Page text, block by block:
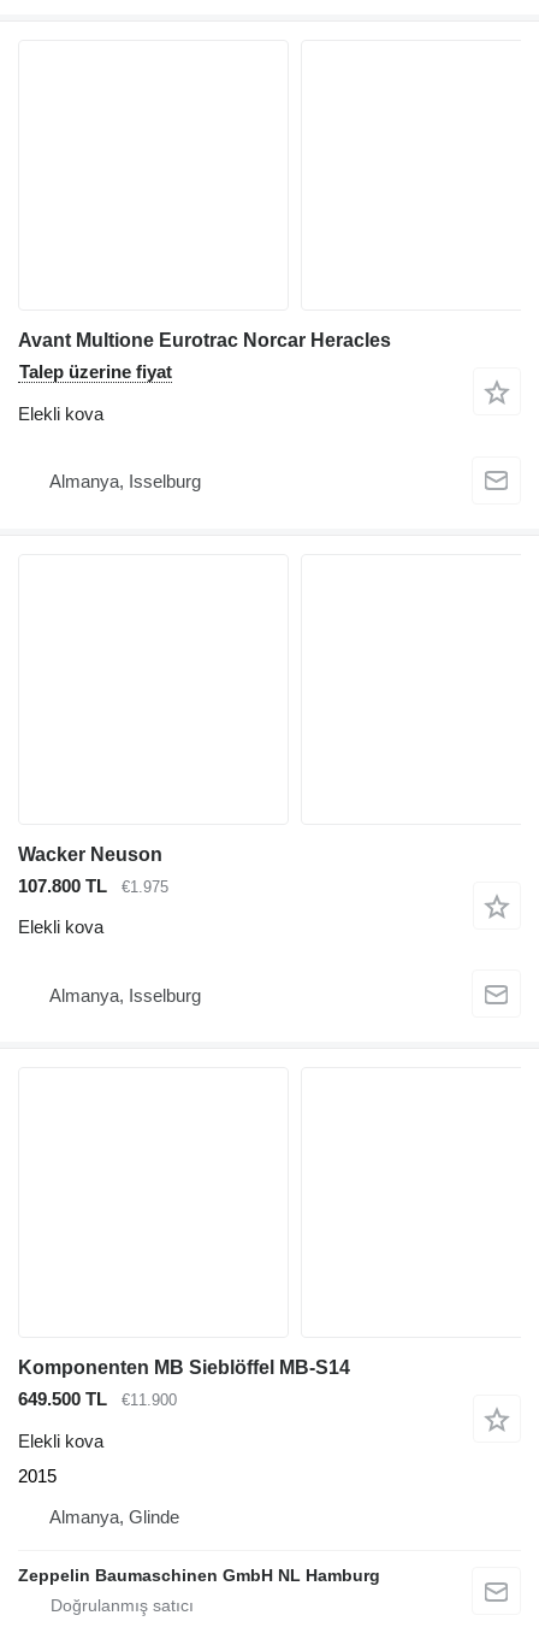
Avant Multione Eurotrac Norcar Heracles
Talep üzerine fiyat
Elekli kova
Almanya, Isselburg
Wacker Neuson
107.800 TL
€1.975
Elekli kova
Almanya, Isselburg
Komponenten MB Sieblöffel MB-S14
649.500 TL
€11.900
Elekli kova
2015
Almanya, Glinde
Zeppelin Baumaschinen GmbH NL Hamburg